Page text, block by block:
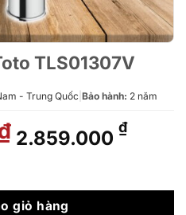
TLS01307V
- Trung Quốc Bảo hành: 2 năm
Giá
gốc
4.084.000 ₫.
2.859.000 ₫Giá
là:
số lượng
giỏ hàng